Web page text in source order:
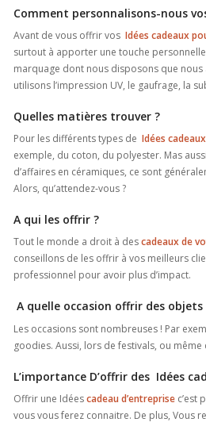
Comment personnalisons-nous
Avant de vous offrir vos Idées cadeaux
surtout à apporter une touche
marquage dont nous disposons que
utilisons l’impression UV, le gaufrage, la
Quelles matières trouver ?
Pour les différents types de Idées
exemple, du coton, du polyester. Mas
d’affaires en céramiques, ce sont
Alors, qu’attendez-vous ?
A qui les offrir ?
Tout le monde a droit à descadeaux de
conseillons de les offrir à vos meilleurs
professionnel pour avoir plus d’impact.
A quelle occasion offrir des
Les occasions sont nombreuses ! Par
goodies. Aussi, lors de festivals, ou
L’importance D’offrir des Idées
Offrir une Idéescadeau d’entreprise c’est
vous vous ferez connaitre. De plus, Vous